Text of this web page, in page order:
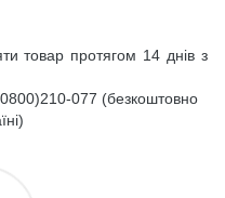
товар протягом 14 днів з
077 (безкоштовно